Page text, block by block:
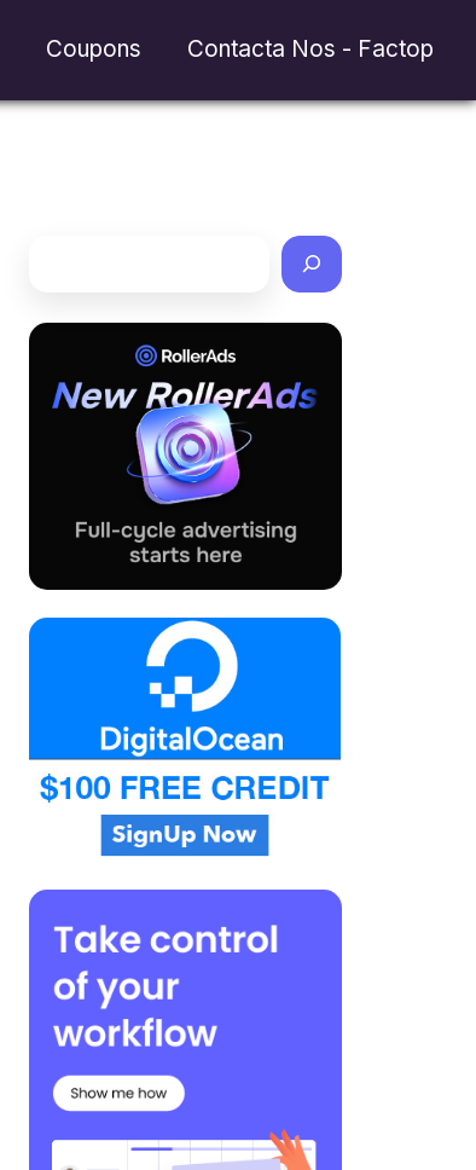
Coupons Contacta Nos - Factop